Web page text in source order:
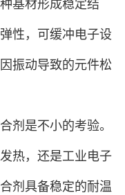
基材形成稳定结
性，可缓冲电子设
振动导致的元件松
剂是不小的考验。
热，还是工业电子
剂具备稳定的耐温